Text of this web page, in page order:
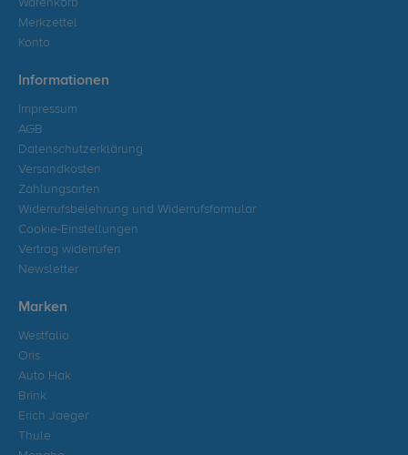
Warenkorb
Merkzettel
Konto
Informationen
Impressum
AGB
Datenschutzerklärung
Versandkosten
Zahlungsarten
Widerrufsbelehrung und Widerrufsformular
Cookie-Einstellungen
Vertrag widerrufen
Newsletter
Marken
Westfalia
Oris
Auto Hak
Brink
Erich Jaeger
Thule